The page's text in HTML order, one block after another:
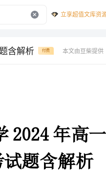
立享超值文库资
含解析 付费 本文由豆柴提供